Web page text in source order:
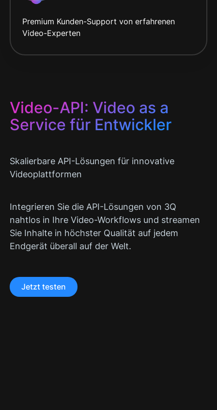
Premium Kunden-Support von erfahrenen
Video-Experten
Video-API: Video as a
Service für Entwickler
Skalierbare API-Lösungen für innovative
Videoplattformen
Integrieren Sie die API-Lösungen von 3Q
nahtlos in Ihre Video-Workflows und streamen
Sie Inhalte in höchster Qualität auf jedem
Endgerät überall auf der Welt.
Jetzt testen